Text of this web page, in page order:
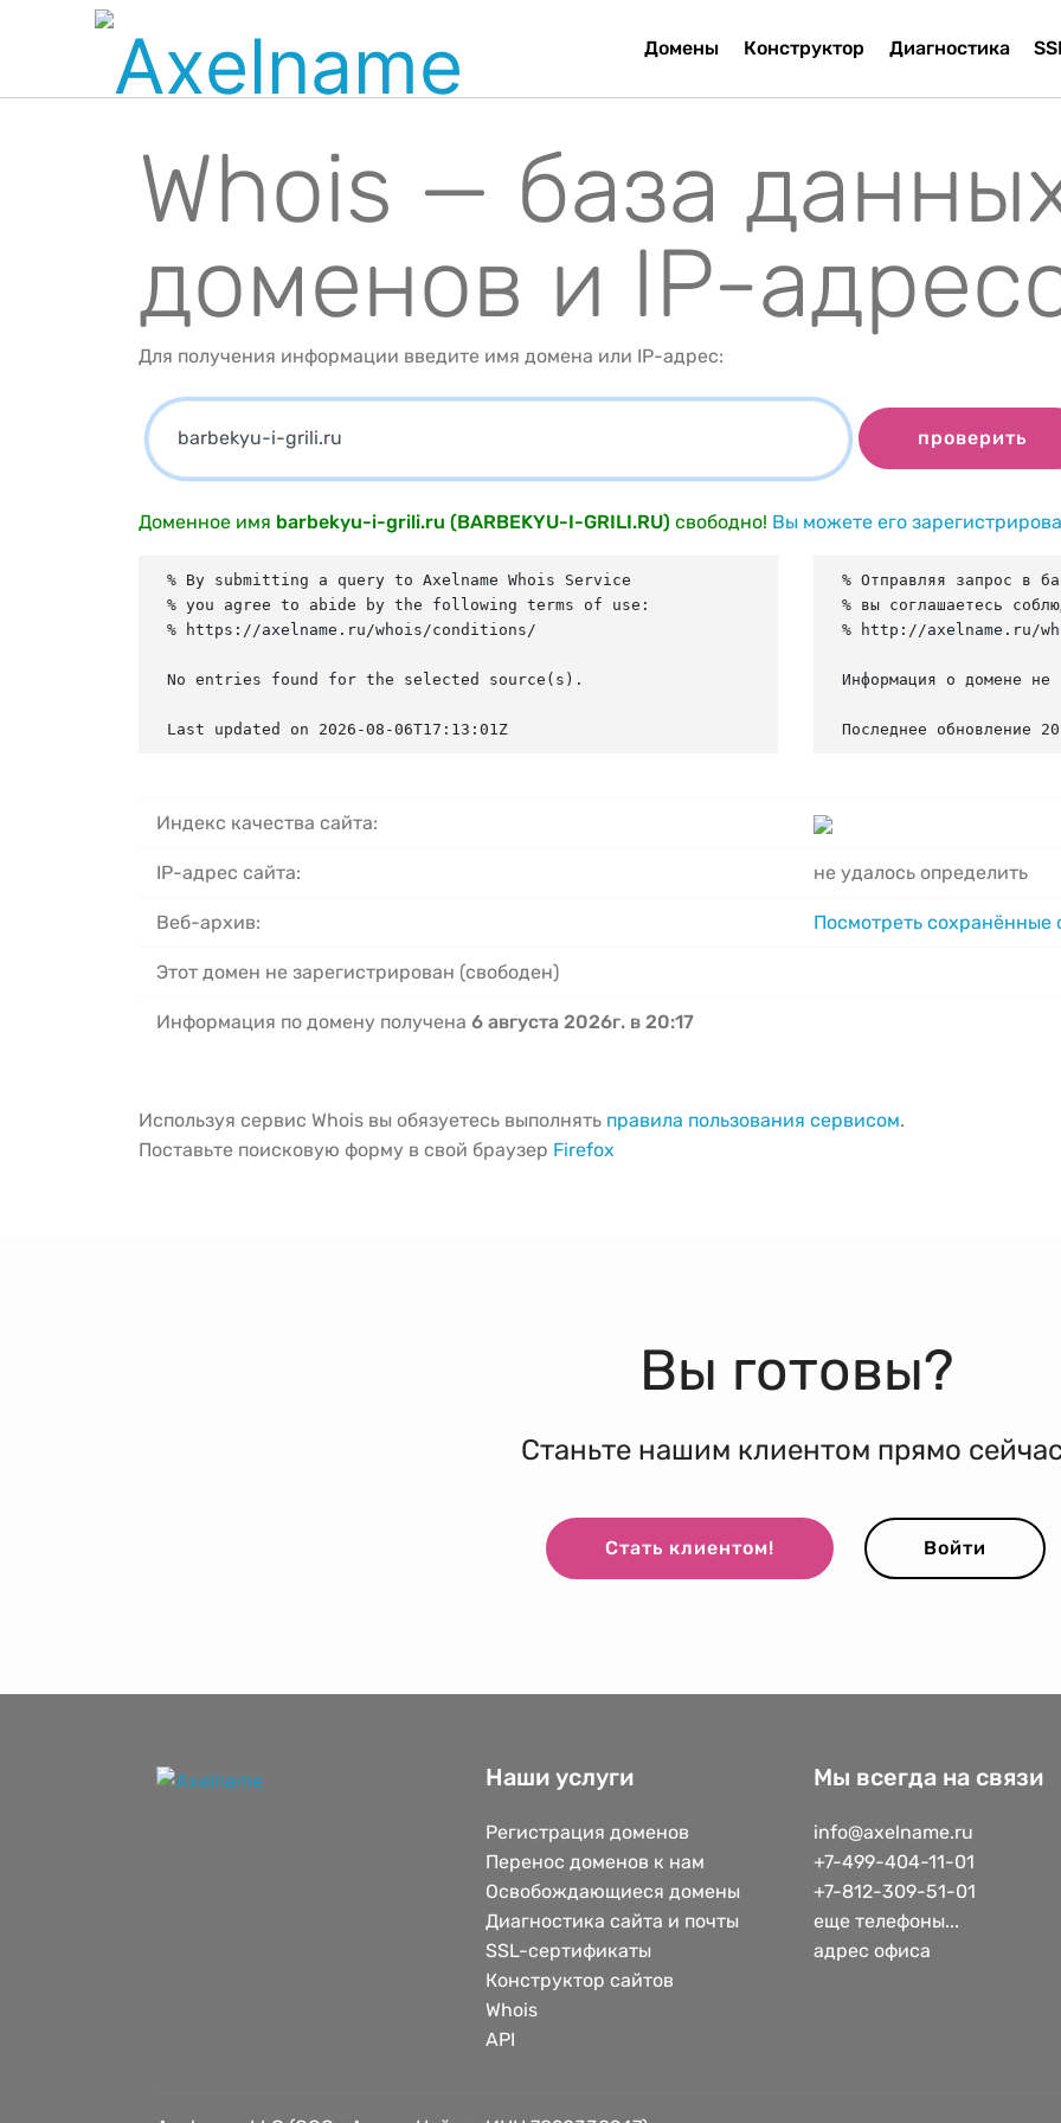
Домены Конструктор Диагностика
Whois — база
доменов и IP-
Для получения информации введите имя домена или IP-адрес:
проверить
Доменное имя barbekyu-i-grili.ru (BARBEKYU-I-GRILI.RU) свободно! Вы можете его
% By submitting a query to Axelname Whois Service
% you agree to abide by the following terms of use:
% https://axelname.ru/whois/conditions/
No entries found for the selected source(s).
Last updated on 2026-08-06T17:13:01Z
% Отправляя запрос в
% вы соглашаетесь
% http://axelname.ru/
Информация о домене не
Последнее обновление
Индекс качества сайта:
IP-адрес сайта: не удалось определить
Веб-архив: Посмотреть сохранённые
Этот домен не зарегистрирован (свободен)
Информация по домену получена 6 августа 2026г. в 20:17
Используя сервис Whois вы обязуетесь выполнять правила пользования сервисом.
Поставьте поисковую форму в свой браузер Firefox
Вы готовы?
Станьте нашим клиентом прямо
Стать клиентом! Войти
Наши услуги
Регистрация доменов
Перенос доменов к нам
Освобождающиеся домены
Диагностика сайта и почты
SSL-сертификаты
Конструктор сайтов
Whois
API
Мы всегда на связи
info@axelname.ru
+7-499-404-11-01
+7-812-309-51-01
еще телефоны...
адрес офиса